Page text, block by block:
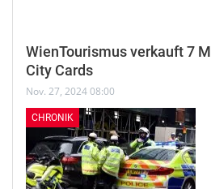
WienTourismus verkauft 7
City Cards
Nov. 27, 2024 08:00
CHRONIK